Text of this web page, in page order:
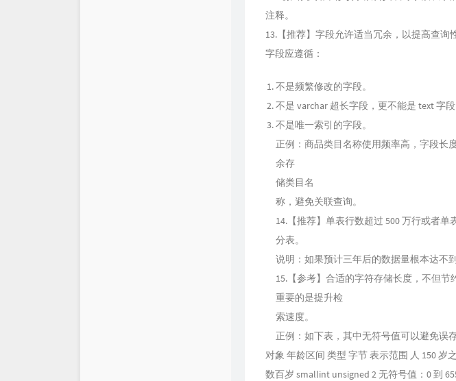
注释。
13.【推荐】字段允许适当冗余，以提高查询
字段应遵循：
不是频繁修改的字段。
不是 varchar 超长字段，更不能是 text 字段
不是唯一索引的字段。
正例：商品类目名称使用频率高，字段长
余存
储类目名
称，避免关联查询。
14.【推荐】单表行数超过 500 万行或者单
分表。
说明：如果预计三年后的数据量根本达不
15.【参考】合适的字符存储长度，不但
重要的是提升检
索速度。
正例：如下表，其中无符号值可以避免误
对象 年龄区间 类型 字节 表示范围 人 150 岁
数百岁 smallint unsigned 2 无符号值：0 到